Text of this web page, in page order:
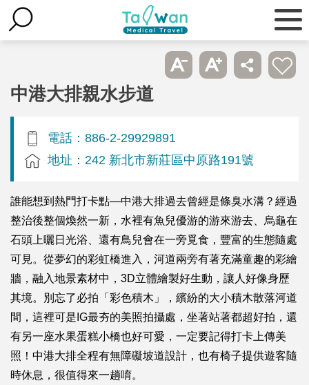
中港大排親水步道
電話：886-2-29929891
地址：242 新北市新莊區中原路191號
誰能想到熱門打卡點—中港大排過去曾經是條臭水溝？經過
整治後整個煥然一新，水裡有魚兒優游的游來游去、烏龜在
石頭上曬日光浴、還有鳥兒會在一旁覓食，豐富的生態隨處
可見。從夢幻的彩虹橋進入，河道兩旁有著充滿童趣的彩繪
牆，融入地景素材中，3D立體繪製好生動，讓人好像身歷
其境。別忘了必拍「彩色積木」，繽紛的大小積木散落河道
間，這裡可是IG最夯的美照拍攝處，坐著站著都超好拍，還
有另一座水果蛋糕小橋也好可愛，一定要記得打卡上傳美
照！中港大排全程有無障礙坡道設計，也有椅子提供遊客隨
時休息，很值得來一趟唷。